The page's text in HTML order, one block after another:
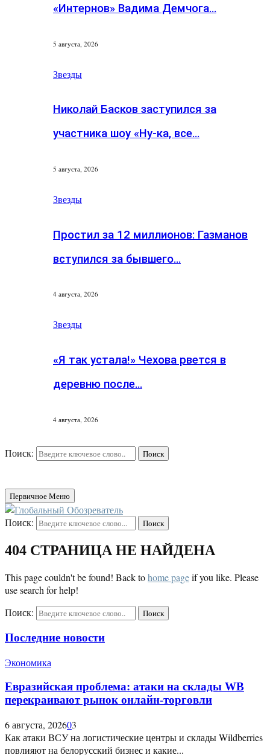
«Интернов» Вадима Демчога…
5 августа, 2026
Звезды
Николай Басков заступился за
участника шоу «Ну-ка, все…
5 августа, 2026
Звезды
Простил за 12 миллионов: Газманов
вступился за бывшего…
4 августа, 2026
Звезды
«Я так устала!» Чехова рвется в
деревню после…
4 августа, 2026
Поиск: Поиск
Первичное Меню
Поиск: Поиск
404 СТРАНИЦА НЕ НАЙДЕНА
This page couldn't be found! Back tohome pageif you like. Please
use search for help!
Поиск:
Поиск
Последние новости
Экономика
Евразийская проблема: атаки на склады WB
перекраивают рынок онлайн-торговли
6 августа, 202603
Как атаки ВСУ на логистические центры и склады Wildberries
повлияют на белорусский бизнес и какие...